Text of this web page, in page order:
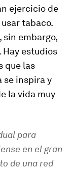
ejercicio de
tabaco.
sin embargo,
Hay estudios
que las
se inspira y
la vida muy
para
en el gran
de una red